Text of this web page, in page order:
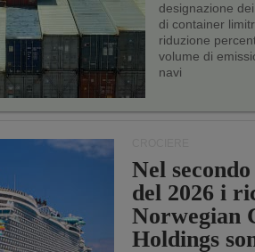
designazione
di container
riduzione
volume di
navi
Nel
del 2026 i
Norwegian
Holdings